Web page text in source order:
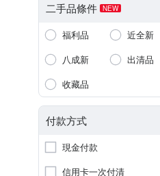
二手品條件 NEW
福利品
近全新
八成新
出清品
收藏品
付款方式
現金付款
信用卡一次付清